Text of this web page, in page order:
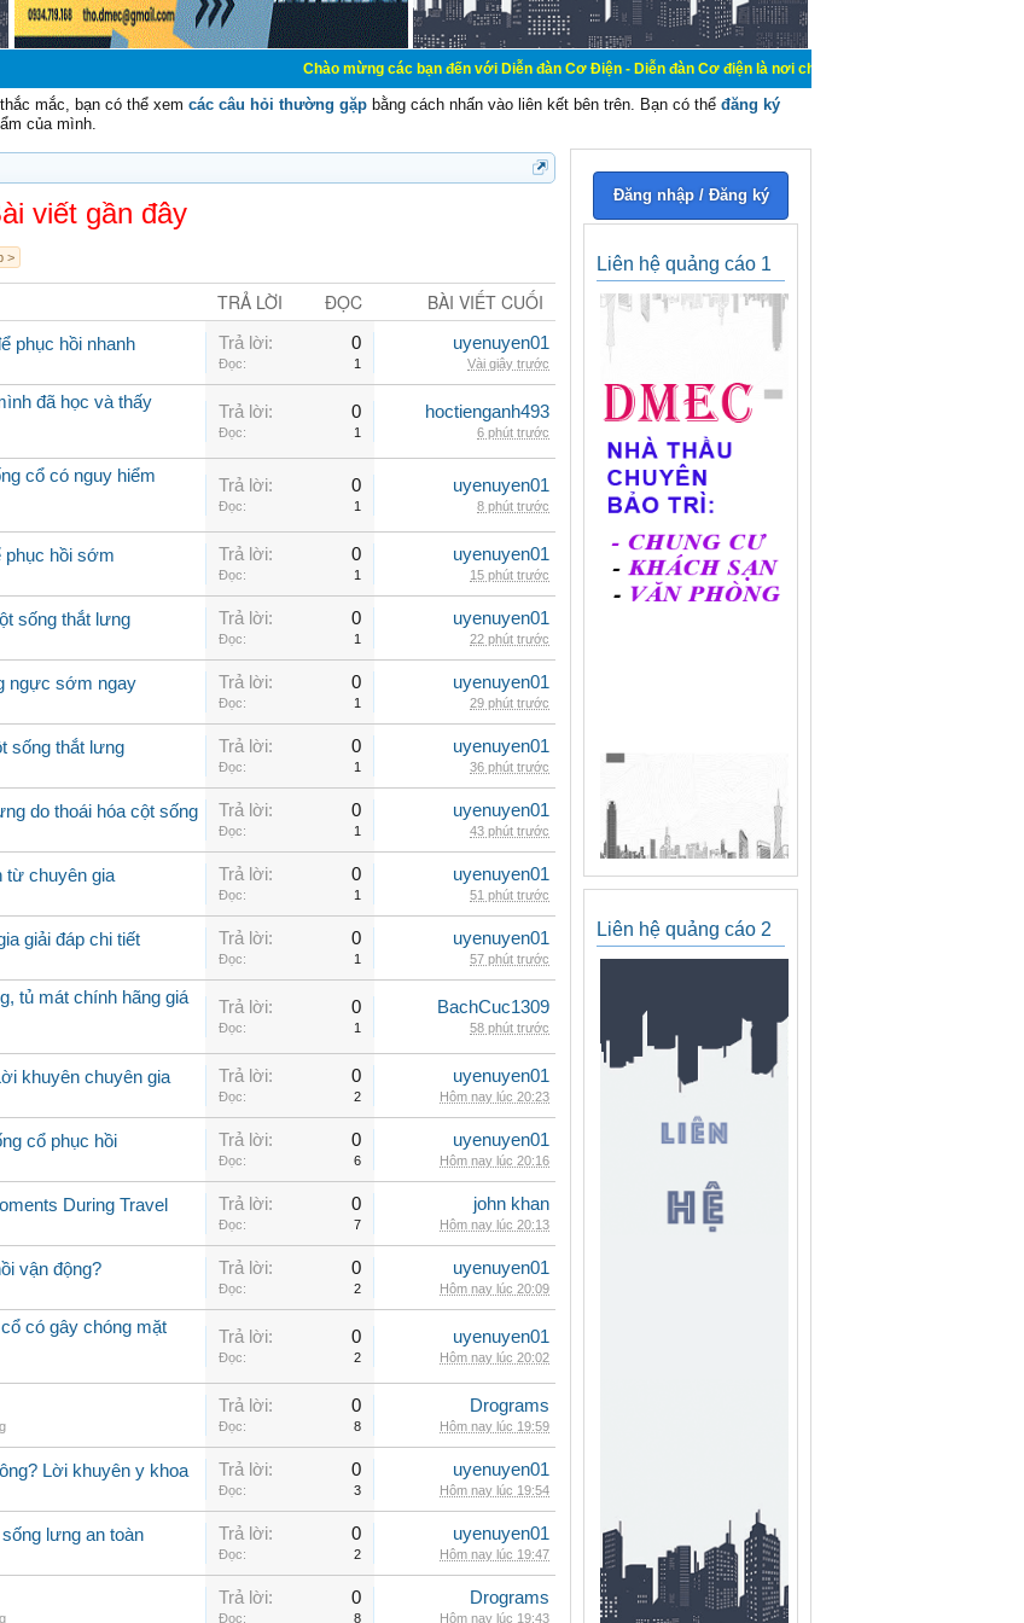
Chào mừng các bạn đến với Diễn đàn Cơ Điện - Diễn đàn Cơ điện là nơi chia sẽ kiến thức kinh nghiệm trong lãnh
mắc, bạn có thể xem các câu hỏi thường gặp bằng cách nhấn vào liên kết bên trên. Bạn có thể đăng ký
của mình.
viết gần đây
>
TRẢ LỜI ĐỌC BÀI VIẾT CUỐI
phục hồi nhanh Trả lời: 0
Đọc: 1
uyenuyen01
Vài giây trước
đã học và thấy
Trả lời: 0
Đọc: 1
hoctienganh493
6 phút trước
cổ có nguy hiểm
Trả lời: 0
Đọc: 1
uyenuyen01
8 phút trước
phục hồi sớm Trả lời: 0
Đọc: 1
uyenuyen01
15 phút trước
sống thắt lưng Trả lời: 0
Đọc: 1
uyenuyen01
22 phút trước
ngực sớm ngay Trả lời: 0
Đọc: 1
uyenuyen01
29 phút trước
sống thắt lưng Trả lời: 0
Đọc: 1
uyenuyen01
36 phút trước
do thoái hóa cột sống Trả lời: 0
Đọc: 1
uyenuyen01
43 phút trước
từ chuyên gia Trả lời: 0
Đọc: 1
uyenuyen01
51 phút trước
giải đáp chi tiết Trả lời: 0
Đọc: 1
uyenuyen01
57 phút trước
tủ mát chính hãng giá
Trả lời: 0
Đọc: 1
BachCuc1309
58 phút trước
khuyên chuyên gia Trả lời: 0
Đọc: 2
uyenuyen01
Hôm nay lúc 20:23
cổ phục hồi Trả lời: 0
Đọc: 6
uyenuyen01
Hôm nay lúc 20:16
During Travel Trả lời: 0
Đọc: 7
john khan
Hôm nay lúc 20:13
vận động? Trả lời: 0
Đọc: 2
uyenuyen01
Hôm nay lúc 20:09
có gây chóng mặt
Trả lời: 0
Đọc: 2
uyenuyen01
Hôm nay lúc 20:02
Trả lời: 0
Đọc: 8
Drograms
Hôm nay lúc 19:59
Lời khuyên y khoa Trả lời: 0
Đọc: 3
uyenuyen01
Hôm nay lúc 19:54
lưng an toàn Trả lời: 0
Đọc: 2
uyenuyen01
Hôm nay lúc 19:47
Trả lời: 0
Đọc: 8
Drograms
Hôm nay lúc 19:43
Đăng nhập / Đăng ký
Liên hệ quảng cáo 1
Liên hệ quảng cáo 2